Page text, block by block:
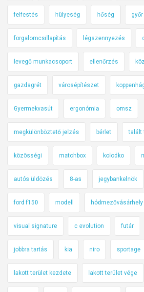
g
á
m
ó
r
á
n
y
i
a
v
a
B
u
d
a
p
e
felfestés hülyeség hőség győr
forgalomcsillapítás légszennyezés
levegő munkacsoport ellenőrzés
gazdagrét városépítészet
Gyermekvasút ergonómia omsz
megkülönböztető jelzés bérlet talált
közösségi matchbox kolodko
autós üldözés 8-as jegybankelnök
ford f150 modell hódmezővásárhely
visual signature c evolution futár
jobbra tartás kia niro sportage
lakott terület kezdete lakott terület vége